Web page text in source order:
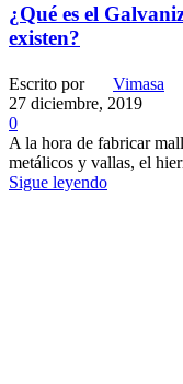
¿Qué es el
existen?
Escrito por
Vimasa
27 diciembre, 2019
0
A la hora de fabricar
metálicos y vallas, el
Sigue leyendo